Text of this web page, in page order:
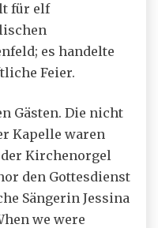
für elf
es handelte
Feier.
Gästen. Die nicht
Kapelle waren
Kirchenorgel
den Gottesdienst
Sängerin Jessina
we were